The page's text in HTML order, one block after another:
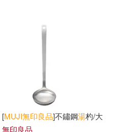
[MUJI無印良品]不鏽鋼湯杓/大
無印良品